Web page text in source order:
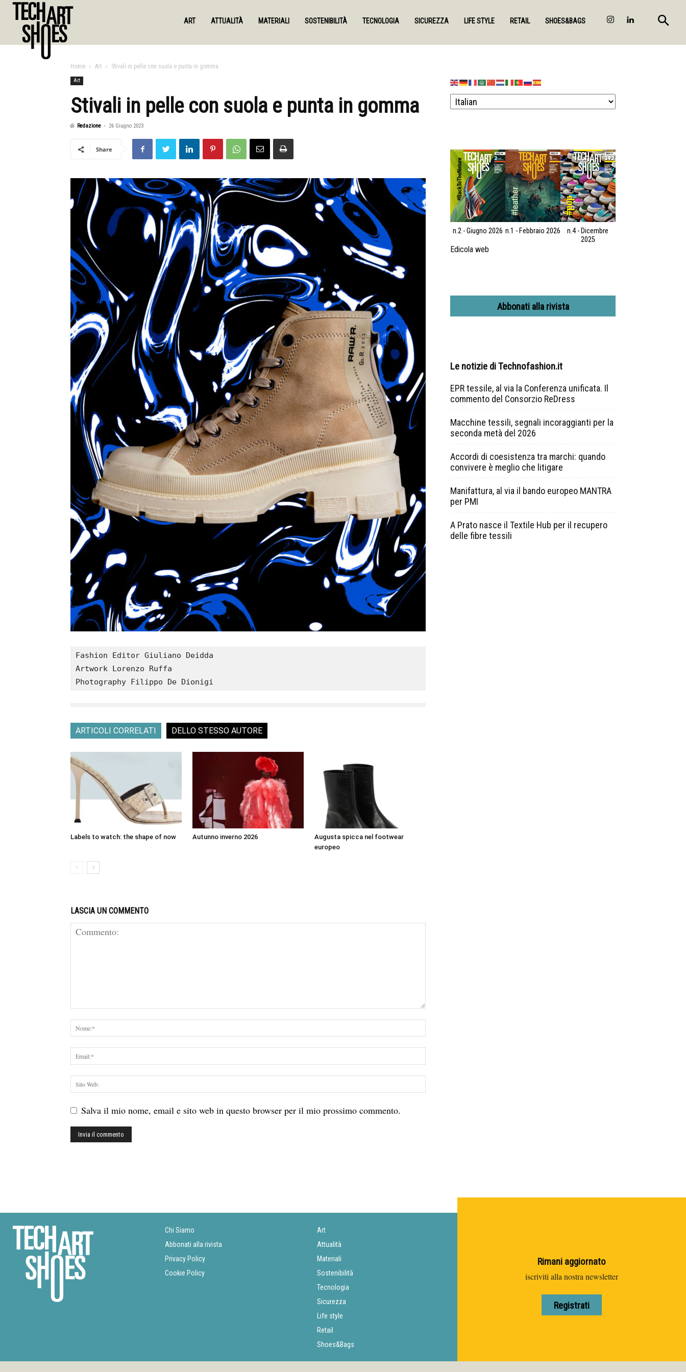
ART ATTUALITÀ MATERIALI SOSTENIBILITÀ TECNOLOGIA SICUREZZA LIFE STYLE RETAIL SHOES&BAGS
Home Art Stivali in pelle con suola e punta in gomma
Art
Stivali in pelle con suola e punta in gomma
di Redazione - 26 Giugno 2023
Share
Fashion Editor Giuliano Deidda
Artwork Lorenzo Ruffa
ARTICOLI CORRELATI DELLO STESSO AUTORE
Labels to watch: the shape of now Autunno inverno 2026
Augusta spicca nel footwear
europeo
LASCIA UN COMMENTO
Salva il mio nome, email e sito web in questo browser per il mio prossimo commento.
n.2 - Giugno 2026 n.1 - Febbraio 2026
n.4 - Dicembre
2025
Edicola web
Abbonati alla rivista
Le notizie di Technofashion.it
EPR tessile, al via la Conferenza unificata. Il
commento del Consorzio ReDress
Macchine tessili, segnali incoraggianti per la
seconda metà del 2026
Accordi di coesistenza tra marchi: quando
convivere è meglio che litigare
Manifattura, al via il bando europeo MANTRA
per PMI
A Prato nasce il Textile Hub per il recupero
delle fibre tessili
Chi Siamo
Abbonati alla rivista
Privacy Policy
Cookie Policy
Art
Attualità
Materiali
Sostenibilità
Tecnologia
Sicurezza
Life style
Retail
Shoes&Bags
Rimani aggiornato
iscriviti alla nostra newsletter
Registrati